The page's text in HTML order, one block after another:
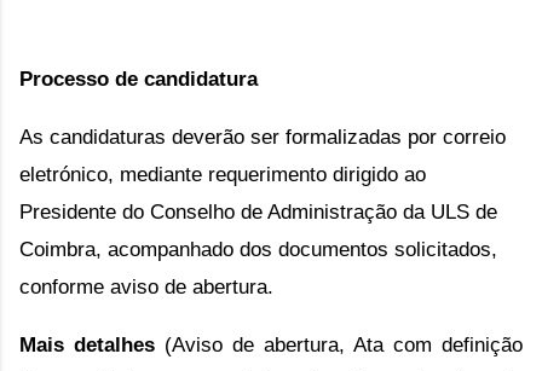
Processo de candidatura
As candidaturas deverão ser formalizadas por correio
eletrónico, mediante requerimento dirigido ao
Presidente do Conselho de Administração da ULS de
Coimbra, acompanhado dos documentos solicitados,
conforme aviso de abertura.
Mais detalhes (Aviso de abertura, Ata com definição